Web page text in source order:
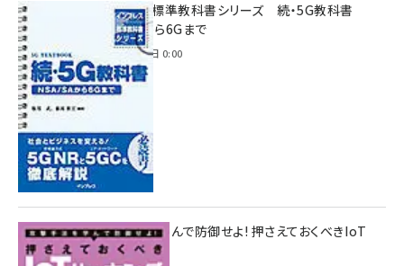
インプレス標準教科書シリーズ 続・5G教科書
NSA/SAから6Gまで
2023年4月3日 0:00
攻撃手法を学んで防御せよ! 押さえておくべきIoT
ハッキング